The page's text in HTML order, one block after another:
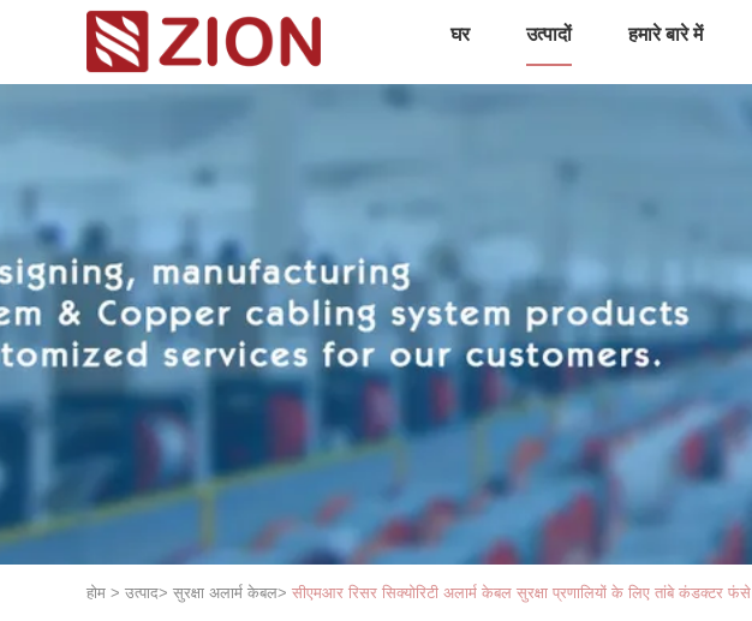
घर उत्पादों हमारे बारे में
होम > उत्पाद> सुरक्षा अलार्म केबल> सीएमआर रिसर सिक्योरिटी अलार्म केबल सुरक्षा प्रणालियों के लिए तांबे कंडक्टर फंसे